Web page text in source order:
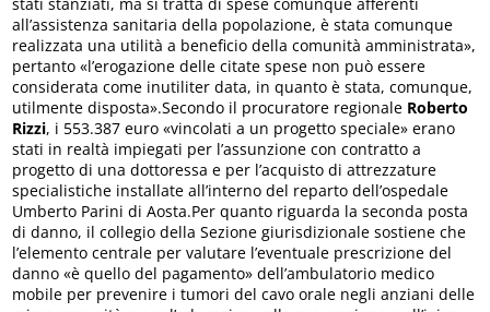
stati stanziati, ma si tratta di spese comunque afferenti
all’assistenza sanitaria della popolazione, è stata comunque
realizzata una utilità a beneficio della comunità amministrata»,
pertanto «l’erogazione delle citate spese non può essere
considerata come inutiliter data, in quanto è stata, comunque,
utilmente disposta».Secondo il procuratore regionale Roberto
Rizzi, i 553.387 euro «vincolati a un progetto speciale» erano
stati in realtà impiegati per l’assunzione con contratto a
progetto di una dottoressa e per l’acquisto di attrezzature
specialistiche installate all’interno del reparto dell’ospedale
Umberto Parini di Aosta.Per quanto riguarda la seconda posta
di danno, il collegio della Sezione giurisdizionale sostiene che
l’elemento centrale per valutare l’eventuale prescrizione del
danno «è quello del pagamento» dell’ambulatorio medico
mobile per prevenire i tumori del cavo orale negli anziani delle